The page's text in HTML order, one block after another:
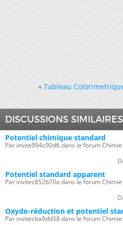
« Tableau
DISCUSSIONS SIMILAIRES
Potentiel chimique standard
Par invite994c90d6 dans le forum Chimie
Potentiel standard apparent
Par invitec852b70a dans le forum Chimie
Oxydo-réduction et potentiel
Par invitecba9dd38 dans le forum Chimie